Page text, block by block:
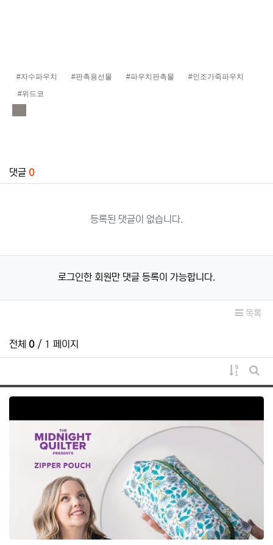
#자수파우치 #판촉용선물 #파우치판촉물
#인조가죽파우치
#위드코
댓글 0
등록된 댓글이 없습니다.
로그인한 회원만 댓글 등록이 가능합니다.
목록
전체 0 / 1 페이지
게시물
게시